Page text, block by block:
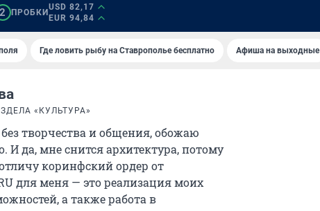
2 ПРОБКИ
USD 82,17
EUR 94,84
Где ловить рыбу на Ставрополье бесплатно Афиша на выходные
«КУЛЬТУРА»
творчества и общения, обожаю
И да, мне снится архитектура, потому
коринфский ордер от
для меня — это реализация моих
а также работа в